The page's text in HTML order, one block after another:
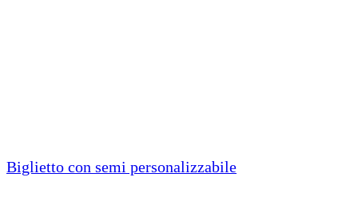
Biglietto con semi personalizzabile